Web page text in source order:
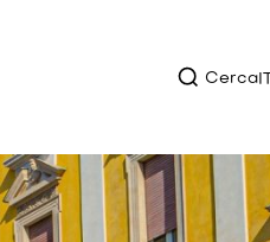
CercaIT